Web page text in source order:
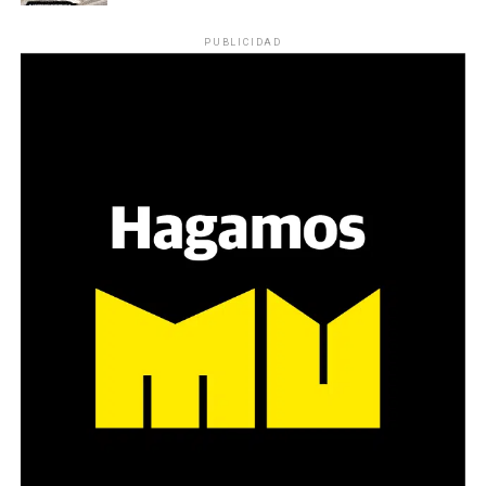
Congreso, y policías armados, escudados y ataviados
filmando a personas con autismo, antiguas víctimas de
PUBLICIDAD